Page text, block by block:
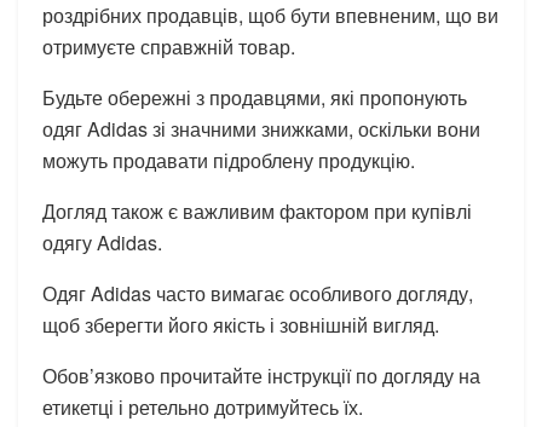
роздрібних продавців, щоб бути впевненим, що ви
отримуєте справжній товар.
Будьте обережні з продавцями, які пропонують
одяг Adidas зі значними знижками, оскільки вони
можуть продавати підроблену продукцію.
Догляд також є важливим фактором при купівлі
одягу Adidas.
Одяг Adidas часто вимагає особливого догляду,
щоб зберегти його якість і зовнішній вигляд.
Обов’язково прочитайте інструкції по догляду на
етикетці і ретельно дотримуйтесь їх.